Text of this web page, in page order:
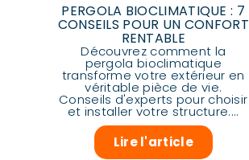
PERGOLA BIOCLIMATIQUE : 7
CONSEILS POUR UN CONFORT
RENTABLE
Découvrez comment la
pergola bioclimatique
transforme votre extérieur en
véritable pièce de vie.
Conseils d'experts pour choisir
et installer votre structure....
Lire l'article